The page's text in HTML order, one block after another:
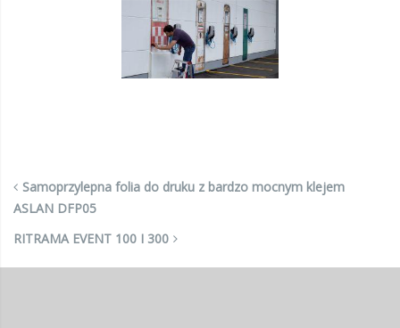
Samoprzylepna folia do druku z bardzo mocnym klejem
ASLAN DFP05
RITRAMA EVENT 100 I 300